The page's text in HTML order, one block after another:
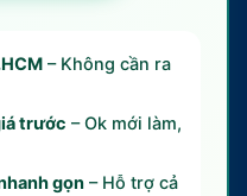
– Không cần ra
trước – Ok mới làm,
gọn – Hỗ trợ cả